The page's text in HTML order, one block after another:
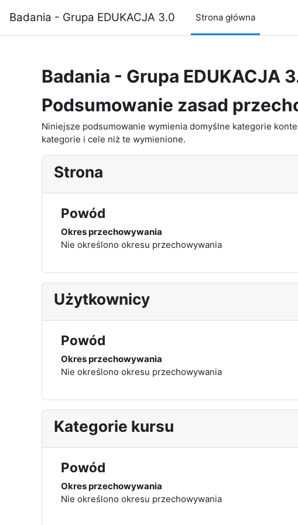
Badania - Grupa EDUKACJA 3.0 Strona główna
Badania - Grupa EDUKACJA
Podsumowanie zasad
Niniejsze podsumowanie wymienia domyślne kategorie
kategorie i cele niż te wymienione.
Strona
Powód
Okres przechowywania
Nie określono okresu przechowywania
Użytkownicy
Powód
Okres przechowywania
Nie określono okresu przechowywania
Kategorie kursu
Powód
Okres przechowywania
Nie określono okresu przechowywania